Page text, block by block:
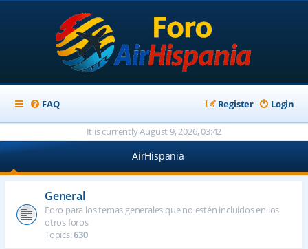
FAQ Login
Register
It is currently August 9, 2026, 03:42
AirHispania
General
Foro para los temas generales que no estén incluidos en los
otros foros
Topics:630